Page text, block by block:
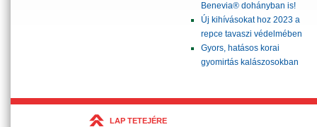
Benevia® dohányban is!
Új kihívásokat hoz 2023 a
repce tavaszi védelmében
Gyors, hatásos korai
gyomirtás kalászosokban
LAP TETEJÉRE